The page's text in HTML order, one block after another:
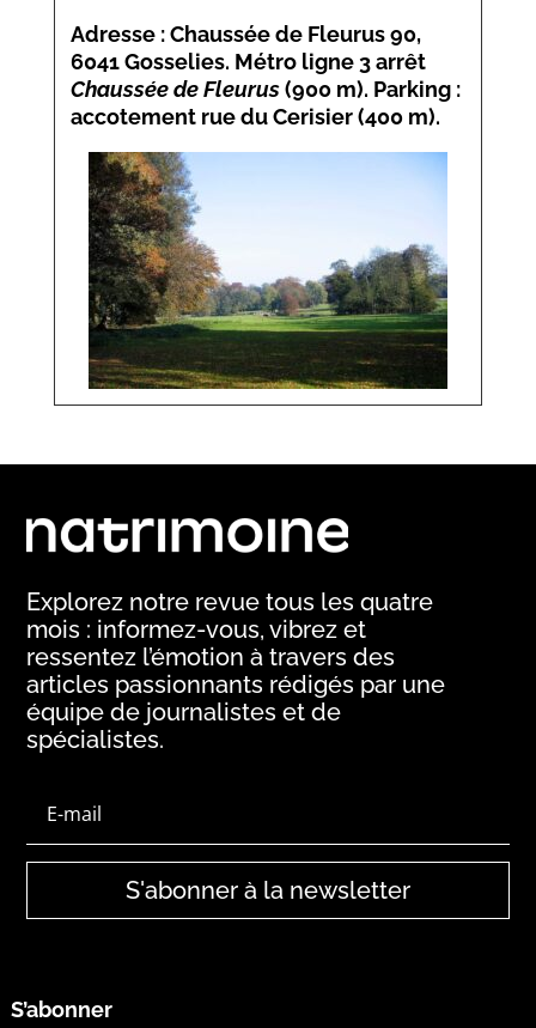
Adresse : Chaussée de Fleurus 90,
6041 Gosselies. Métro ligne 3 arrêt
Chaussée de Fleurus(900 m). Parking :
accotement rue du Cerisier (400 m).
Explorez notre revue tous les quatre
mois : informez-vous, vibrez et
ressentez l’émotion à travers des
articles passionnants rédigés par une
équipe de journalistes et de
spécialistes.
S'abonner à la newsletter
S’abonner